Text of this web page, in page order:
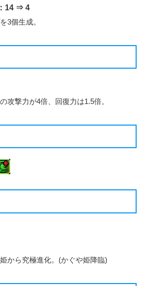
14 ⇒ 4
3個生成。
攻撃力が4倍、回復力は1.5倍。
から究極進化。(かぐや姫降臨)